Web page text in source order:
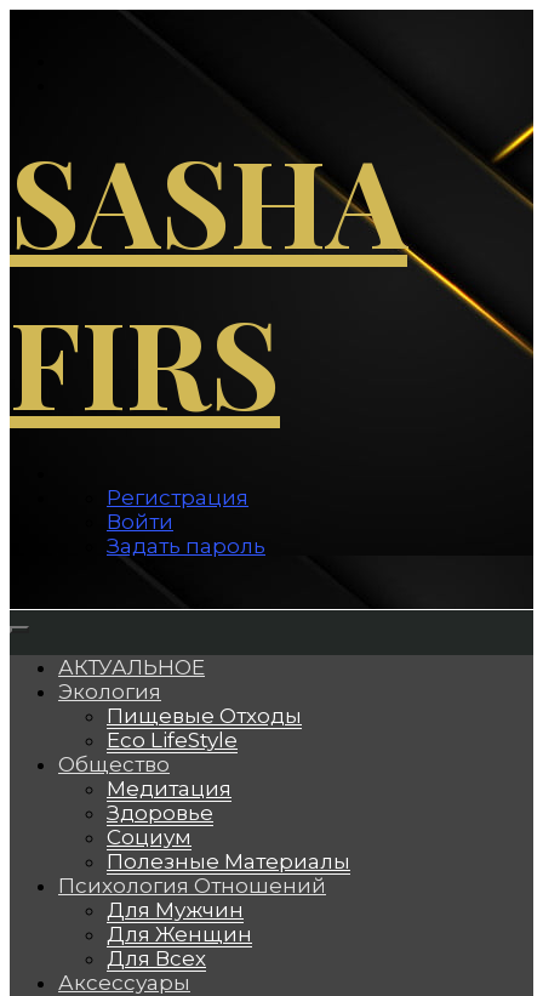
SASHA
FIRS
Регистрация
Войти
Задать пароль
АКТУАЛЬНОЕ
Экология
Пищевые Отходы
Eco LifeStyle
Общество
Медитация
Здоровье
Социум
Полезные Материалы
Психология Отношений
Для Мужчин
Для Женщин
Для Всех
Аксессуары